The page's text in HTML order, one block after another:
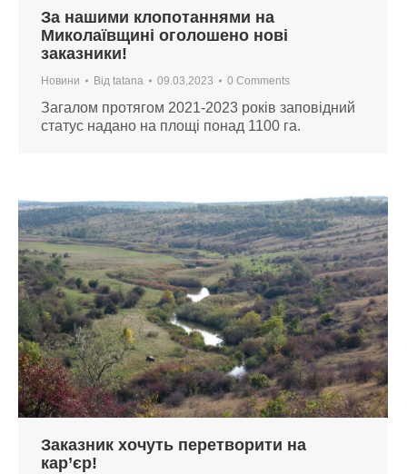
За нашими клопотаннями на
Миколаївщині оголошено нові
заказники!
Новини Від tatana 09.03.2023 0 Comments
Загалом протягом 2021-2023 років заповідний
статус надано на площі понад 1100 га.
Заказник хочуть перетворити на
кар’єр!